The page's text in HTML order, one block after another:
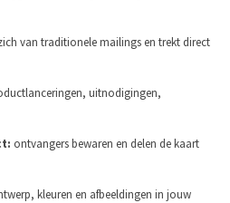
van traditionele mailings en trekt direct
uitnodigingen,
ontvangers bewaren en delen de kaart
kleuren en afbeeldingen in jouw